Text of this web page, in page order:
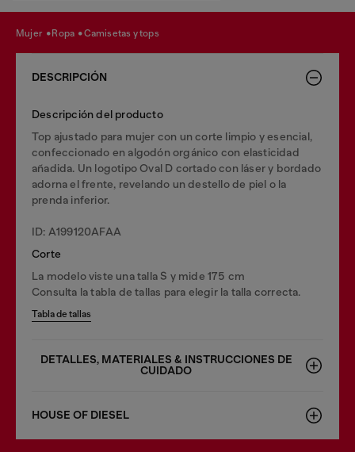
mujer ropa camisetas y tops
DESCRIPCIÓN
Descripción del producto
Top ajustado para mujer con un corte limpio y esencial,
confeccionado en algodón orgánico con elasticidad
añadida. Un logotipo Oval D cortado con láser y bordado
adorna el frente, revelando un destello de piel o la
prenda inferior.
ID: A199120AFAA
Corte
La modelo viste una talla S y mide 175 cm
Consulta la tabla de tallas para elegir la talla correcta.
Tabla de tallas
DETALLES, MATERIALES & INSTRUCCIONES DE
CUIDADO
HOUSE OF DIESEL